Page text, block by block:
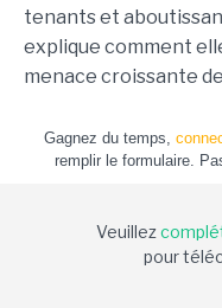
tenants et
explique comment
menace croissante
Gagnez du temps,
remplir le formulaire.
Veuillez
pour